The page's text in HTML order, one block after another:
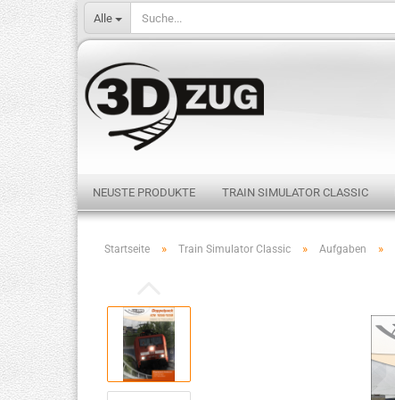
Alle
NEUSTE PRODUKTE TRAIN SIMULATOR CLASSIC
Startseite » Train Simulator Classic » Aufgaben »